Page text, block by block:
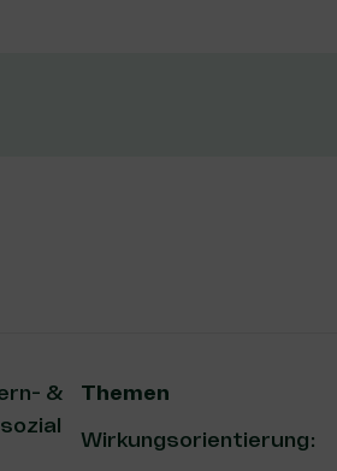
&
Themen
Wirkungsorientierung: